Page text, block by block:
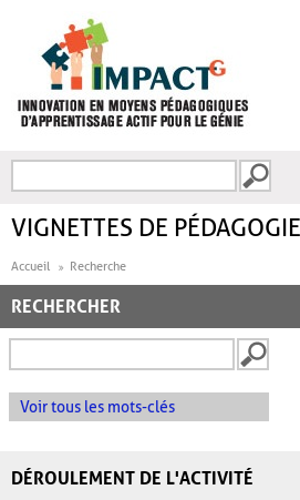
FORMULAIRE DE
VIGNETTES DE
Accueil Recherche
RECHERCHER
Voir tous les mots-clés
DÉROULEMENT DE L'ACTIVITÉ